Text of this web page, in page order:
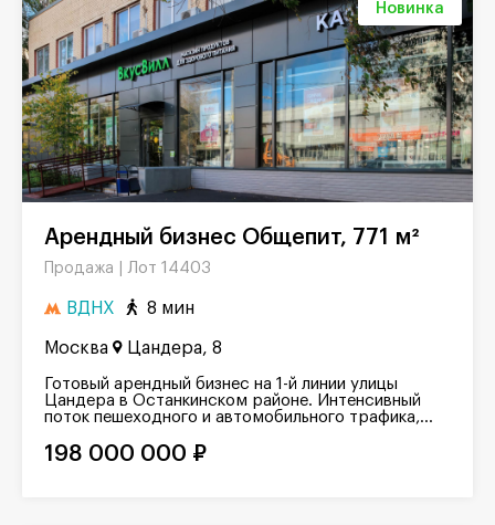
Новинка
Арендный бизнес Общепит, 771 м²
Продажа | Лот 14403
ВДНХ 8 мин
Москва Цандера, 8
Готовый арендный бизнес на 1-й линии улицы
Цандера в Останкинском районе. Интенсивный
поток пешеходного и автомобильного трафика,...
198 000 000 ₽